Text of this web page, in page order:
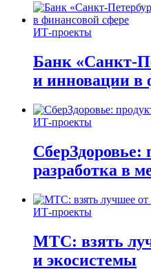
ИТ-проекты
Банк «Санкт-
и инновации в
ИТ-проекты
СберЗдоровье:
разработка в
ИТ-проекты
МТС: взять
и экосистемы